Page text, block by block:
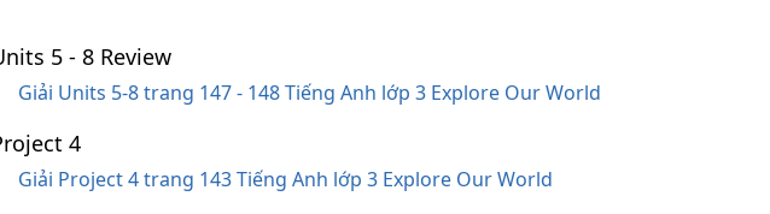
5 - 8 Review
Giải Units 5-8 trang 147 - 148 Tiếng Anh lớp 3 Explore Our World
4
Giải Project 4 trang 143 Tiếng Anh lớp 3 Explore Our World